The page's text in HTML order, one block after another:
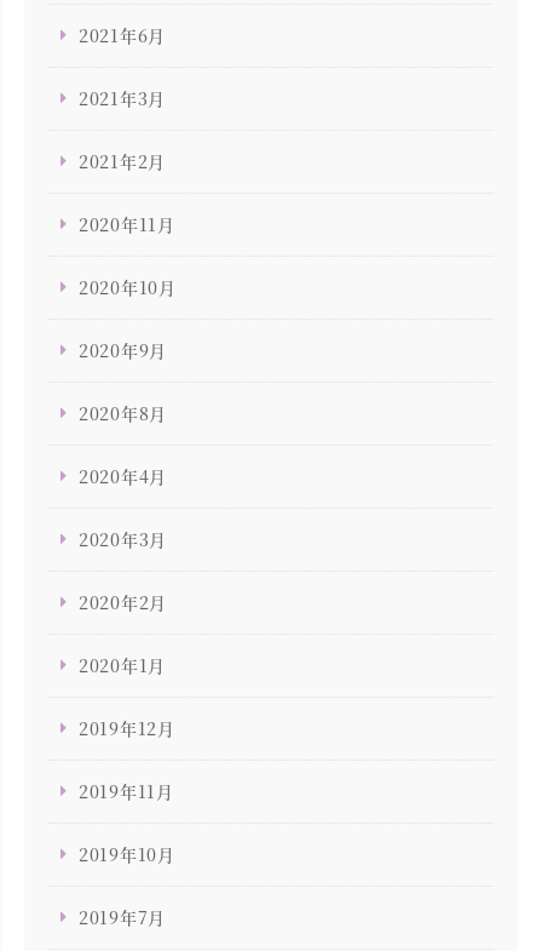
2021年6月
2021年3月
2021年2月
2020年11月
2020年10月
2020年9月
2020年8月
2020年4月
2020年3月
2020年2月
2020年1月
2019年12月
2019年11月
2019年10月
2019年7月